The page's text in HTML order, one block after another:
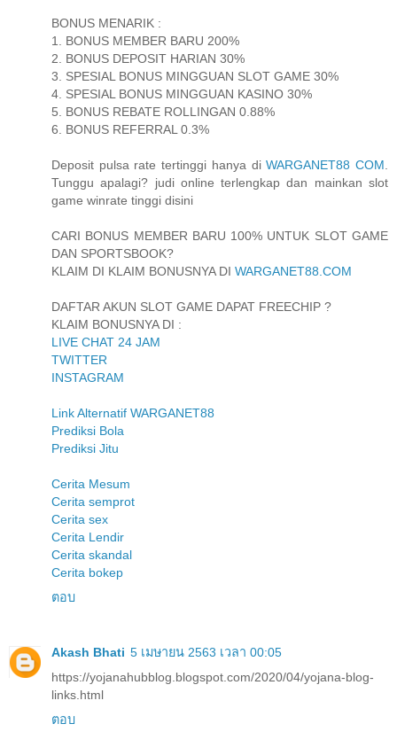
BONUS MENARIK :
1. BONUS MEMBER BARU 200%
2. BONUS DEPOSIT HARIAN 30%
3. SPESIAL BONUS MINGGUAN SLOT GAME 30%
4. SPESIAL BONUS MINGGUAN KASINO 30%
5. BONUS REBATE ROLLINGAN 0.88%
6. BONUS REFERRAL 0.3%
Deposit pulsa rate tertinggi hanya diWARGANET88 COM
Tunggu apalagi? judi online terlengkap dan mainkan slot
game winrate tinggi disini
CARI BONUS MEMBER BARU 100% UNTUK SLOT GAME
DAN SPORTSBOOK?
KLAIM DI KLAIM BONUSNYA DI WARGANET88.COM
DAFTAR AKUN SLOT GAME DAPAT FREECHIP ?
KLAIM BONUSNYA DI :
LIVE CHAT 24 JAM
TWITTER
INSTAGRAM
Link Alternatif WARGANET88
Prediksi Bola
Prediksi Jitu
Cerita Mesum
Cerita semprot
Cerita sex
Cerita Lendir
Cerita skandal
Cerita bokep
ตอบ
Akash Bhati 5 เมษายน 2563 เวลา 00:05
https://yojanahubblog.blogspot.com/2020/04/yojana-blog-
links.html
ตอบ